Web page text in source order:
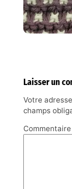
Laisser un
Votre
champs
Commentaire